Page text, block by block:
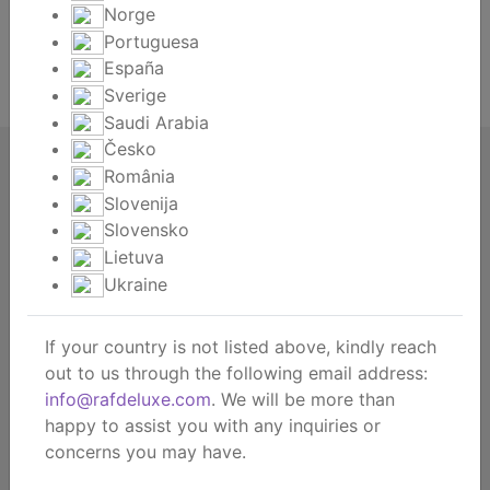
Je wachtwoord vergeten?
Registreren
RAF deluxe
About us
About the brand
Contact
Dealership
B2b webshop
B2b showroom
Consument
Get inspired
© RAF deluxe 2026 | Privacy policy
Norge
Portuguesa
España
Sverige
Saudi Arabia
Česko
România
Slovenija
Slovensko
Lietuva
Ukraine
If your country is not listed above, kindly reach
out to us through the following email address:
info@rafdeluxe.com. We will be more than
happy to assist you with any inquiries or
concerns you may have.